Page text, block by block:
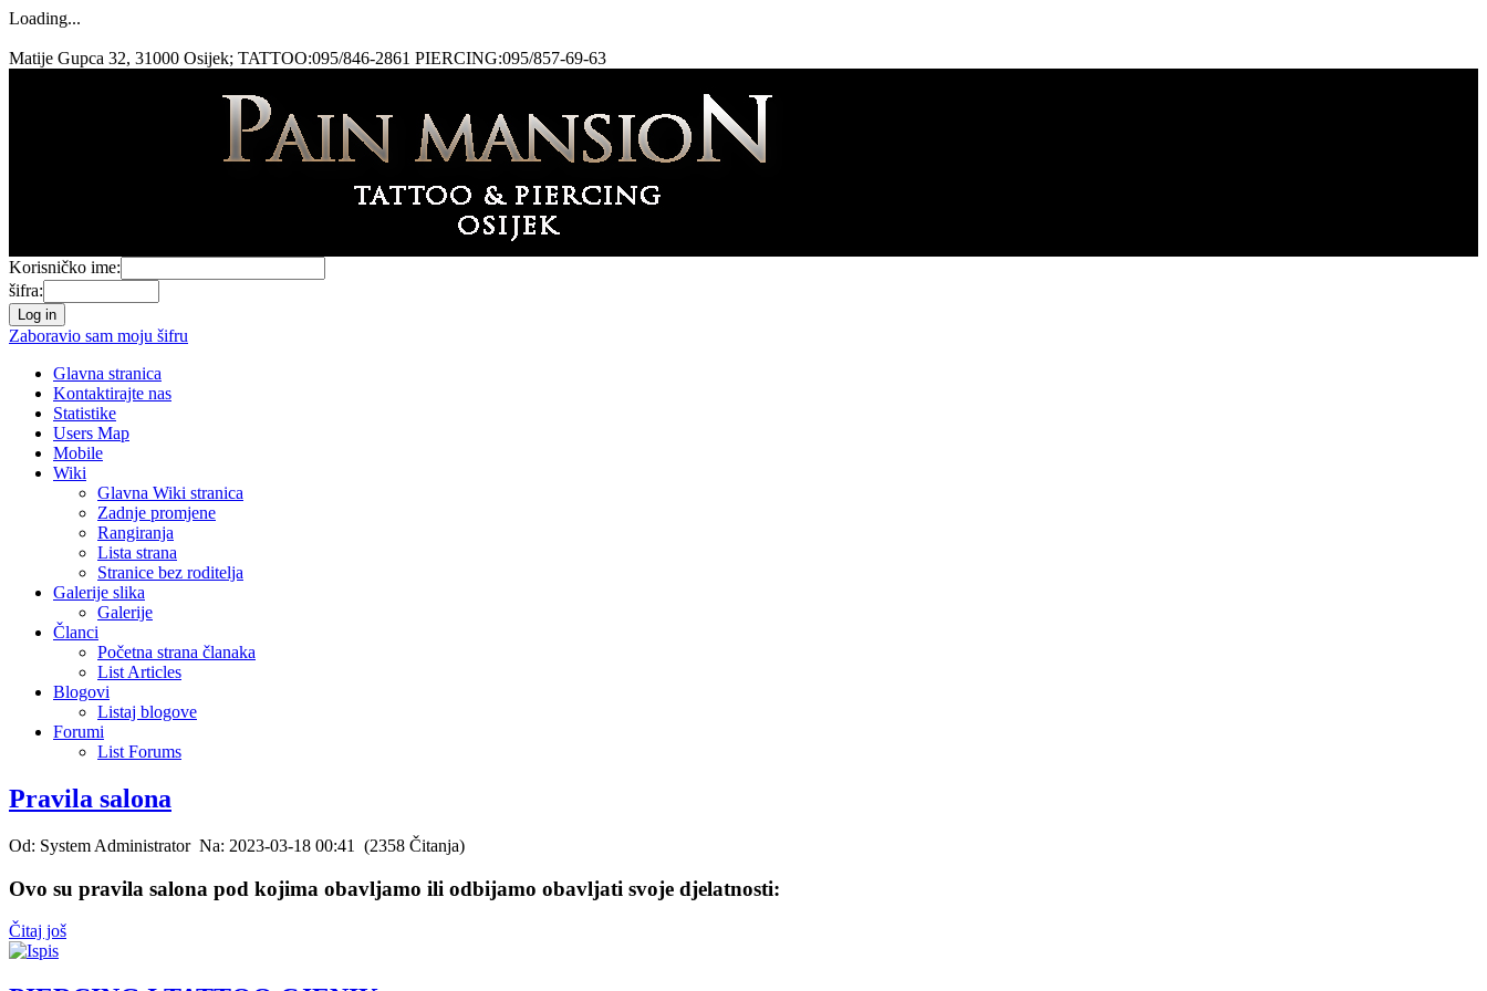
Loading...
Matije Gupca 32, 31000 Osijek; TATTOO:095/846-2861 PIERCING:095/857-69-63
Korisničko ime:
šifra:
Zaboravio sam moju šifru
Glavna stranica
Kontaktirajte nas
Statistike
Users Map
Mobile
Wiki
Glavna Wiki stranica
Zadnje promjene
Rangiranja
Lista strana
Stranice bez roditelja
Galerije slika
Galerije
Članci
Početna strana članaka
List Articles
Blogovi
Listaj blogove
Forumi
List Forums
Pravila salona
Od: System Administrator Na: 2023-03-18 00:41 (2358 Čitanja)
Ovo su pravila salona pod kojima obavljamo ili odbijamo obavljati svoje djelatnosti:
Čitaj još